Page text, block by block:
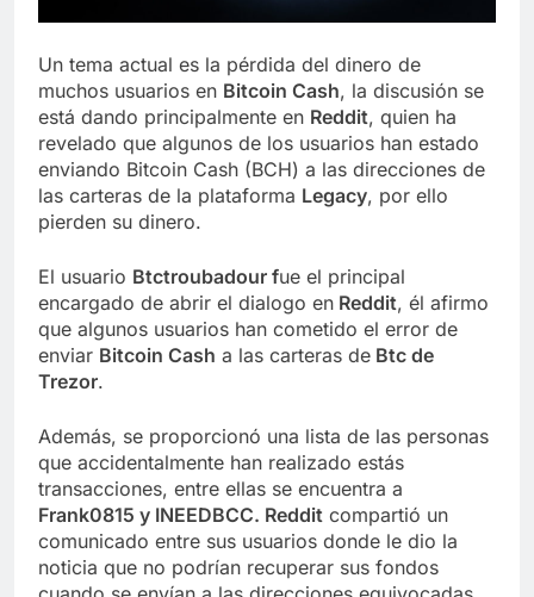
Un tema actual es la pérdida del dinero de
muchos usuarios en Bitcoin Cash, la discusión se
está dando principalmente en Reddit, quien ha
revelado que algunos de los usuarios han estado
enviando Bitcoin Cash (BCH) a las direcciones de
las carteras de la plataforma Legacy, por ello
pierden su dinero.
El usuario Btctroubadour fue el principal
encargado de abrir el dialogo en Reddit, él afirmo
que algunos usuarios han cometido el error de
enviar Bitcoin Cash a las carteras de Btc de
Trezor.
Además, se proporcionó una lista de las personas
que accidentalmente han realizado estás
transacciones, entre ellas se encuentra a
Frank0815 y INEEDBCC. Reddit compartió un
comunicado entre sus usuarios donde le dio la
noticia que no podrían recuperar sus fondos